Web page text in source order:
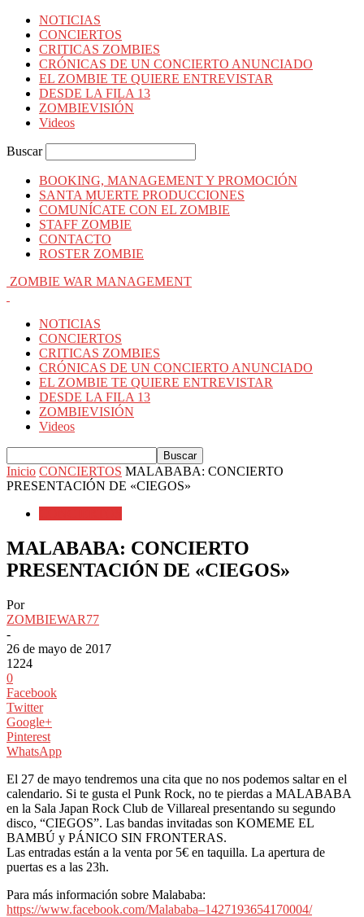
NOTICIAS
CONCIERTOS
CRITICAS ZOMBIES
CRÓNICAS DE UN CONCIERTO ANUNCIADO
EL ZOMBIE TE QUIERE ENTREVISTAR
DESDE LA FILA 13
ZOMBIEVISIÓN
Videos
Buscar
BOOKING, MANAGEMENT Y PROMOCIÓN
SANTA MUERTE PRODUCCIONES
COMUNÍCATE CON EL ZOMBIE
STAFF ZOMBIE
CONTACTO
ROSTER ZOMBIE
ZOMBIE WAR MANAGEMENT
NOTICIAS
CONCIERTOS
CRITICAS ZOMBIES
CRÓNICAS DE UN CONCIERTO ANUNCIADO
EL ZOMBIE TE QUIERE ENTREVISTAR
DESDE LA FILA 13
ZOMBIEVISIÓN
Videos
Inicio CONCIERTOS MALABABA: CONCIERTO
PRESENTACIÓN DE «CIEGOS»
MALABABA: CONCIERTO
PRESENTACIÓN DE «CIEGOS»
Por
ZOMBIEWAR77
-
26 de mayo de 2017
1224
0
Facebook
Twitter
Google+
Pinterest
WhatsApp
El 27 de mayo tendremos una cita que no nos podemos saltar en el
calendario. Si te gusta el Punk Rock, no te pierdas a MALABABA
en la Sala Japan Rock Club de Villareal presentando su segundo
disco, “CIEGOS”. Las bandas invitadas son KOMEME EL
BAMBÚ y PÁNICO SIN FRONTERAS.
Las entradas están a la venta por 5€ en taquilla. La apertura de
puertas es a las 23h.
Para más información sobre Malababa:
https://www.facebook.com/Malababa–1427193654170004/